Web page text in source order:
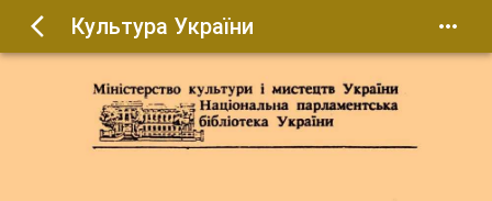
Культура України